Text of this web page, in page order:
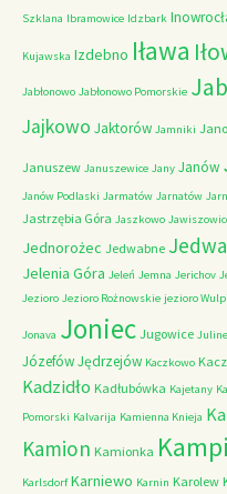
Szklana Ibramowice Idzbark
Kujawska Izdebno Iława
Jabłonowo Jabłonowo Pomorskie
Jajkowo Jaktorów Jamniki
Januszew Januszewice Jany Janów
Janów Podlaski Jarmatów Jarnatów
Jastrzębia Góra Jaszkowo
Jednorożec Jedwabne
Jelenia Góra Jeleń Jemna Jerichov
Jezioro Jezioro Rożnowskie jezioro
Jonava Joniec Jugowice
JózefówJędrzejów Kaczkowo
Kadzidło Kadłubówka Kajetany
Pomorski Kalvarija Kamienna Knieja
Kamion Kamionka
Karlsdorf Karniewo Karnin Karolew